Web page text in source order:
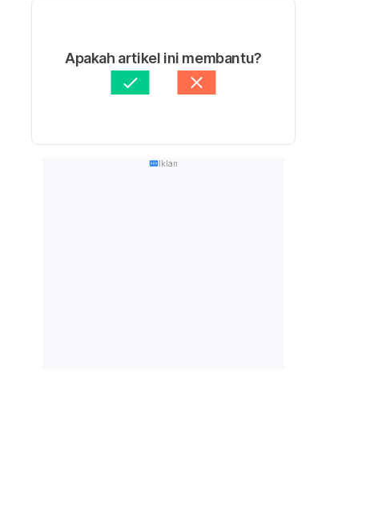
Apakah artikel ini membantu?
Iklan